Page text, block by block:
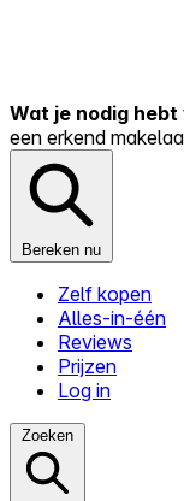
Wat je nodig
een erkend
Bereken nu
Zelf kopen
Alles-in-één
Reviews
Prijzen
Log in
Zoeken